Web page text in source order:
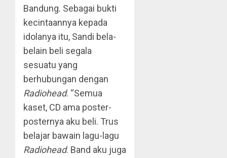
Bandung. Sebagai bukti
kecintaannya kepada
idolanya itu, Sandi bela-
belain beli segala
sesuatu yang
berhubungan dengan
Radiohead. “Semua
kaset, CD ama poster-
posternya aku beli. Trus
belajar bawain lagu-lagu
Radiohead. Band aku juga